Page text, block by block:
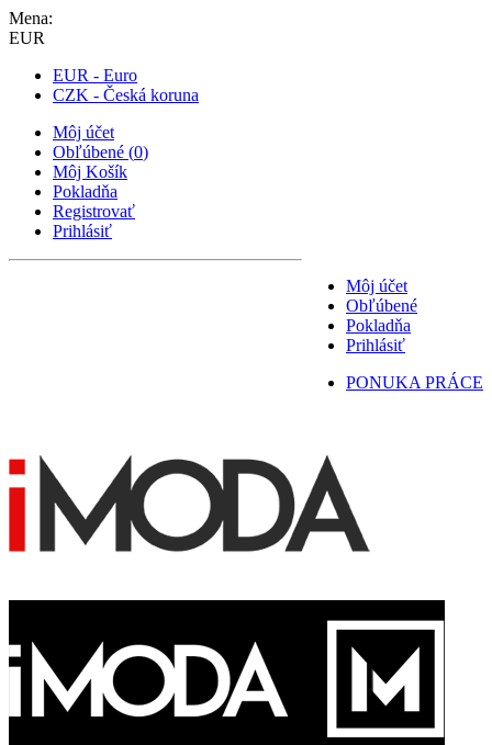
Mena:
EUR
EUR - Euro
CZK - Česká koruna
Môj účet
Obľúbené (0)
Môj Košík
Pokladňa
Registrovať
Prihlásiť
Môj účet
Obľúbené
Pokladňa
Prihlásiť
PONUKA PRÁCE